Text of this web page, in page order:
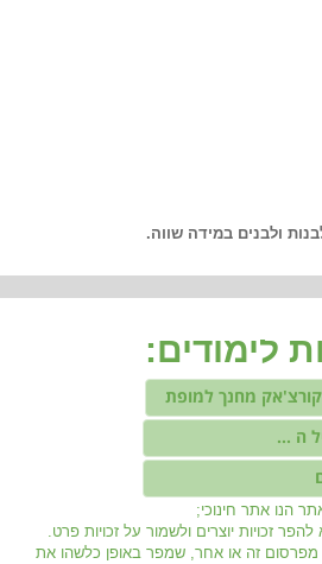
ולבנים במידה שווה.
הנו אתר חינוכי;
זכויות יוצרים ולשמור על זכויות פרט.
מפרסום זה או אחר, שמפר באופן כלשהו את
ה ...
לימודים:
מחנך למופת